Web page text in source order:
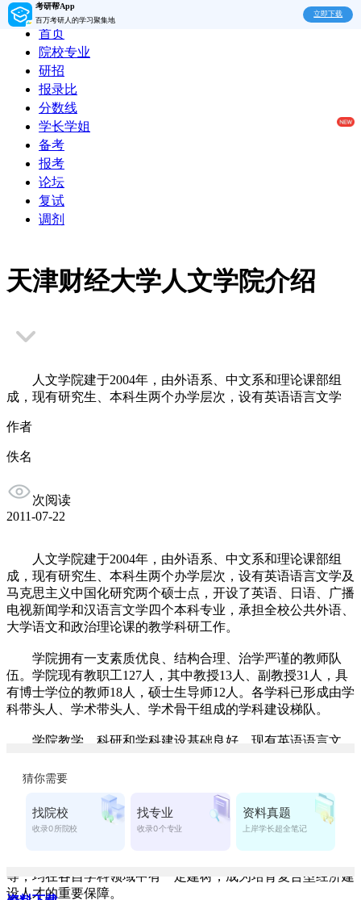
考研帮App
百万考研人的学习聚集地
立即下载
首页
院校专业
研招
报录比
分数线
学长学姐
备考
报考
论坛
复试
调剂
天津财经大学人文学院介绍
人文学院建于2004年，由外语系、中文系和理论课部组
成，现有研究生、本科生两个办学层次，设有英语语言文学
作者
佚名
次阅读
2011-07-22
人文学院建于2004年，由外语系、中文系和理论课部组
成，现有研究生、本科生两个办学层次，设有英语语言文学及
马克思主义中国化研究两个硕士点，开设了英语、日语、广播
电视新闻学和汉语言文学四个本科专业，承担全校公共外语、
大学语文和政治理论课的教学科研工作。
学院拥有一支素质优良、结构合理、治学严谨的教师队
伍。学院现有教职工127人，其中教授13人、副教授31人，具
有博士学位的教师18人，硕士生导师12人。各学科已形成由学
科带头人、学术带头人、学术骨干组成的学科建设梯队。
学院教学、科研和学科建设基础良好。现有英语语言文
科，各学科已形成由学科带头人、学术带头人、学术骨干组成
的学科建设梯队，研究领域集中、学术基础坚实。学院院长、
翻译学博士孙建成教授，天津市英语学科评审委员、商务部国
际商务师考官王学成首席教授，副院长、文学博士高红樱教
等，均在各自学科领域中有一定建树，成为培育复合型经济建
设人才的重要保障。